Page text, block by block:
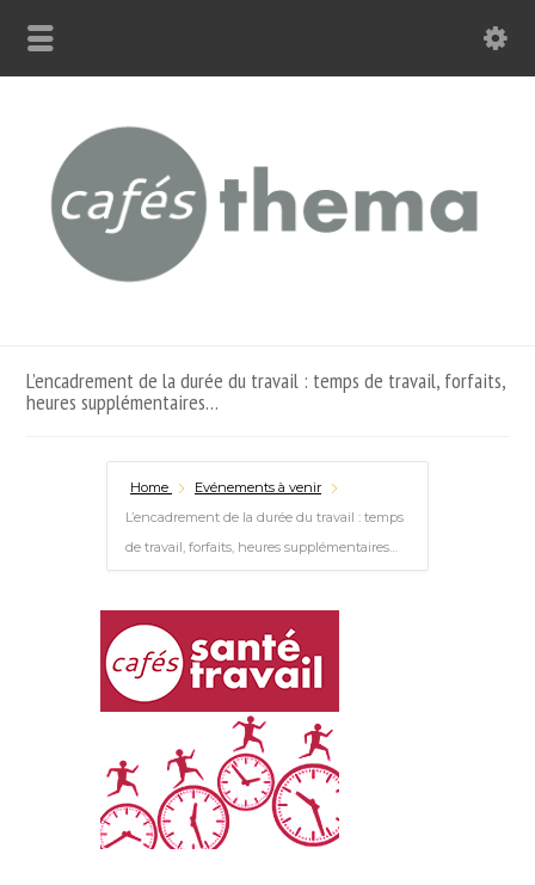
L’encadrement de la durée du travail : temps de travail, forfaits,
heures supplémentaires…
Home
Evénements à venir
L’encadrement de la durée du travail : temps
de travail, forfaits, heures supplémentaires…